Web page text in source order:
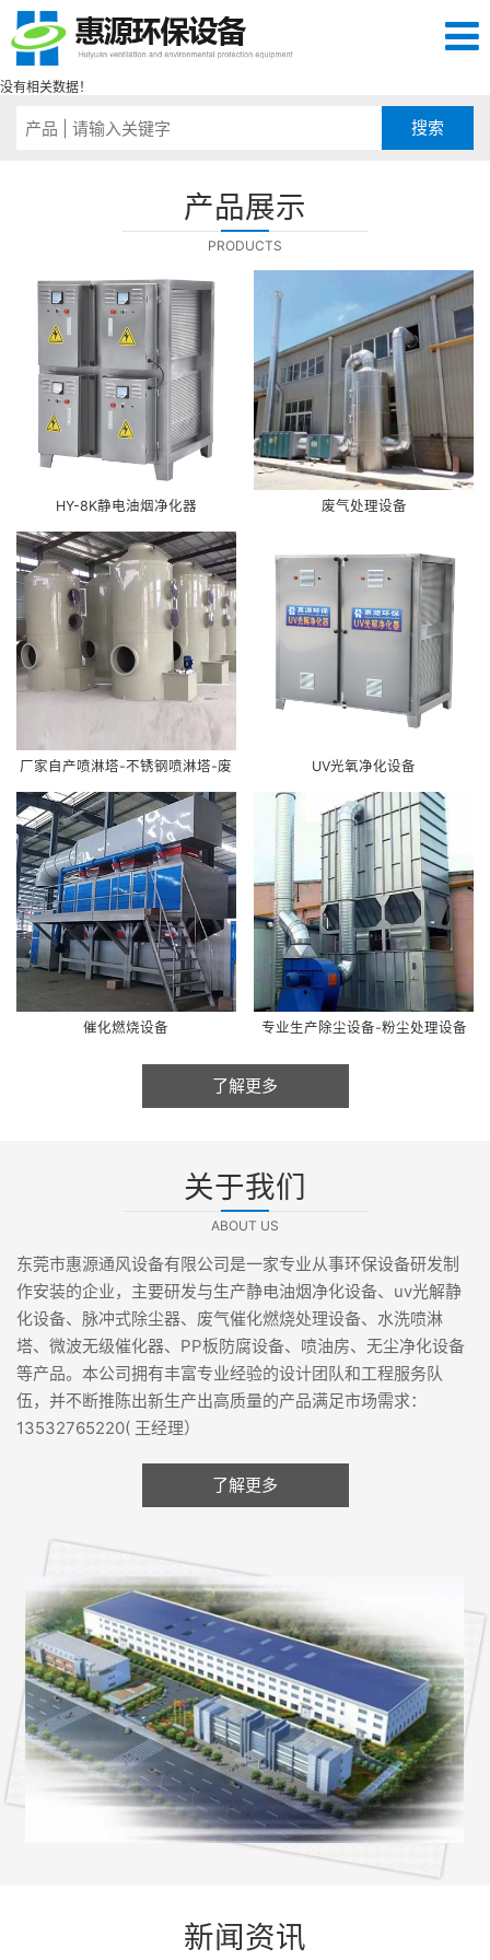
没有相关数据！
产品展示
PRODUCTS
HY-8K静电油烟净化器 废气处理设备
厂家自产喷淋塔-不锈钢喷淋塔-废
气处理工艺-PP喷淋塔
UV光氧净化设备
催化燃烧设备 专业生产除尘设备-粉尘处理设备
了解更多
关于我们
ABOUT US
东莞市惠源通风设备有限公司是一家专业从事环保设备研发制
作安装的企业，主要研发与生产静电油烟净化设备、uv光解静
化设备、脉冲式除尘器、废气催化燃烧处理设备、水洗喷淋
塔、微波无级催化器、PP板防腐设备、喷油房、无尘净化设备
等产品。本公司拥有丰富专业经验的设计团队和工程服务队
伍，并不断推陈出新生产出高质量的产品满足市场需求：
13532765220( 王经理）
了解更多
新闻资讯